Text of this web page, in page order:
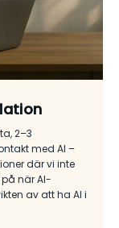
2–3
med AI –
där vi inte
när AI-
av att ha AI i